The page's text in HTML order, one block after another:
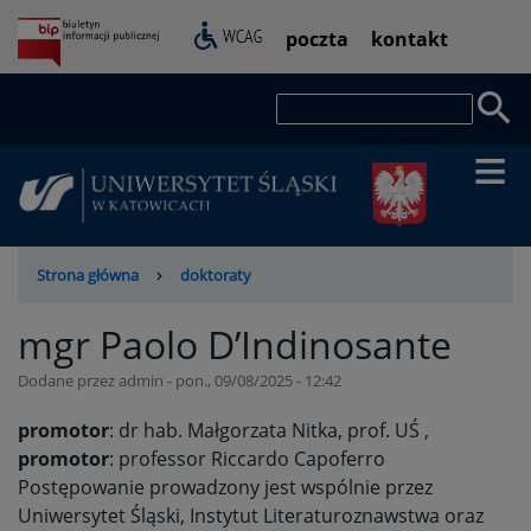
Przejdź
do
treści
Pasek
dostępności
poczta kontakt
Ścieżka
Strona główna doktoraty
mgr Paolo D’Indinosante
Dodane przez admin - pon., 09/08/2025 - 12:42
promotor: dr hab. Małgorzata Nitka, prof. UŚ ,
promotor: professor Riccardo Capoferro
Postępowanie prowadzony jest wspólnie przez
Uniwersytet Śląski, Instytut Literaturoznawstwa oraz